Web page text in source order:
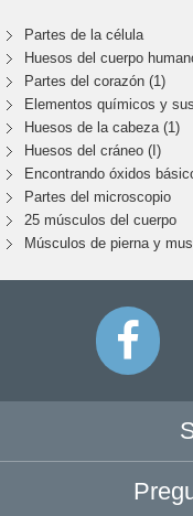
Partes de la célula
Huesos del cuerpo
Partes del corazón (1)
Elementos químicos y
Huesos de la cabeza (1)
Huesos del cráneo (I)
Encontrando óxidos
Partes del microscopio
25 músculos del cuerpo
Músculos de pierna y